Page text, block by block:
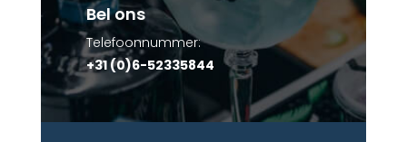
Bel ons
Telefoonnummer:
+31 (0)6-52335844